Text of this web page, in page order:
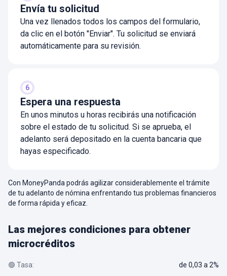
Envía tu solicitud
Una vez llenados todos los campos del formulario,
da clic en el botón "Enviar". Tu solicitud se enviará
automáticamente para su revisión.
6
Espera una respuesta
En unos minutos u horas recibirás una notificación
sobre el estado de tu solicitud. Si se aprueba, el
adelanto será depositado en la cuenta bancaria que
hayas especificado.
Con MoneyPanda podrás agilizar considerablemente el trámite
de tu adelanto de nómina enfrentando tus problemas financieros
de forma rápida y eficaz.
Las mejores condiciones para obtener
microcréditos
🟢 Tasa: de 0,03 a 2%